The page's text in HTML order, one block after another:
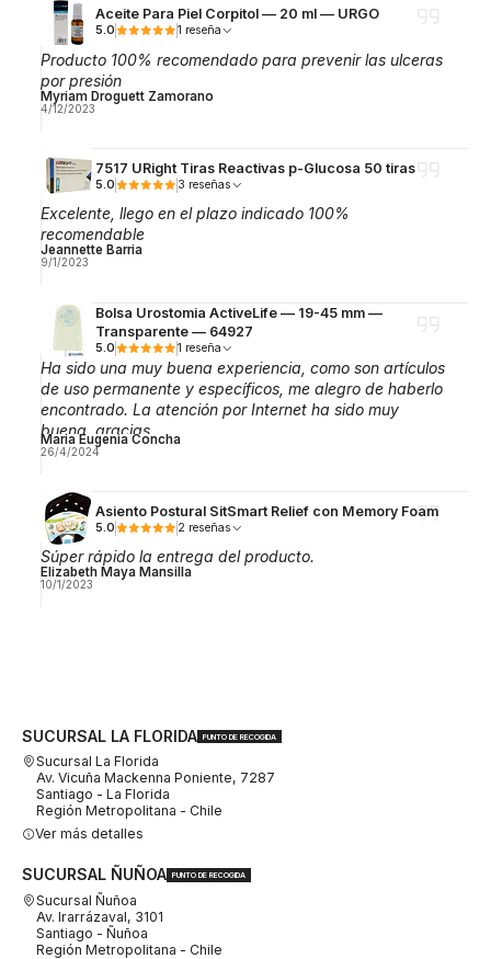
Aceite Para Piel Corpitol — 20 ml — URGO
5.0 1 reseña
Producto 100% recomendado para prevenir las ulceras
por presión
Myriam Droguett Zamorano
4/12/2023
7517 URight Tiras Reactivas p-Glucosa 50 tiras
5.0 3 reseñas
Excelente, llego en el plazo indicado 100%
recomendable
Jeannette Barria
9/1/2023
Bolsa Urostomia ActiveLife — 19-45 mm —
Transparente — 64927
5.0 1 reseña
Ha sido una muy buena experiencia, como son artículos
de uso permanente y específicos, me alegro de haberlo
encontrado. La atención por Internet ha sido muy
buena, gracias.
Maria Eugenia Concha
26/4/2024
Asiento Postural SitSmart Relief con Memory Foam
5.0 2 reseñas
Súper rápido la entrega del producto.
Elizabeth Maya Mansilla
10/1/2023
SUCURSAL LA FLORIDA PUNTO DE RECOGIDA
Sucursal La Florida
Av. Vicuña Mackenna Poniente, 7287
Santiago - La Florida
Región Metropolitana - Chile
Ver más detalles
SUCURSAL ÑUÑOA PUNTO DE RECOGIDA
Sucursal Ñuñoa
Av. Irarrázaval, 3101
Santiago - Ñuñoa
Región Metropolitana - Chile